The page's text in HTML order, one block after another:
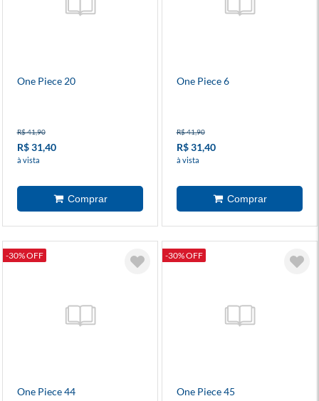
One Piece 20
R$ 41,90
R$ 31,40
à vista
One Piece 6
R$ 41,90
R$ 31,40
à vista
-30% OFF
One Piece 44
-30% OFF
One Piece 45